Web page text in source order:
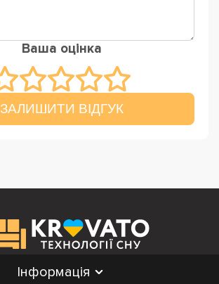
Ваша оцінка
ЗАЛИШИТИ ВІДГУК
Інформація